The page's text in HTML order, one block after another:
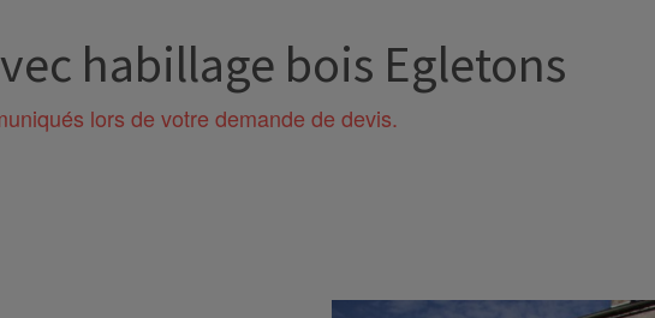
habillage bois Egletons
lors de votre demande de devis.